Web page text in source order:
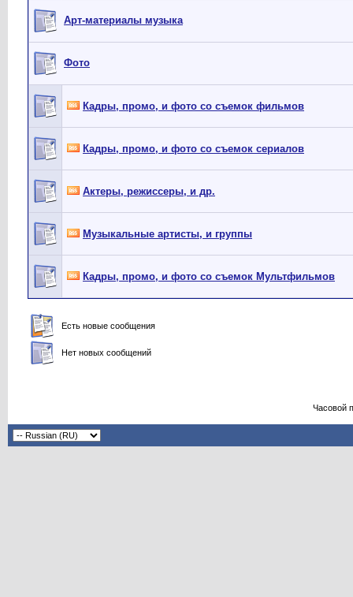
Арт-материалы музыка
Фото
Кадры, промо, и фото со съемок фильмов
Кадры, промо, и фото со съемок сериалов
Актеры, режиссеры, и др.
Музыкальные артисты, и группы
Кадры, промо, и фото со съемок Мультфильмов
Есть новые сообщения
Нет новых сообщений
Часовой